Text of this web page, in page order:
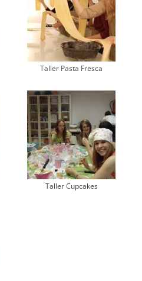
Taller Pasta Fresca
Taller Cupcakes